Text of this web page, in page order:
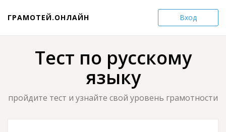
Вход
ГРАМОТЕЙ.ОНЛАЙН
Тест по русскому
языку
пройдите тест и узнайте свой уровень грамотности